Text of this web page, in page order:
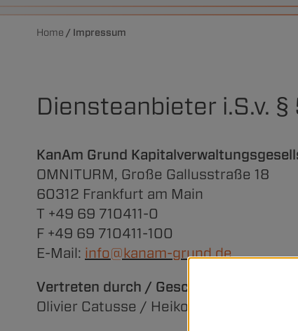
Home / Impressum
Diensteanbieter i.S.v. §
KanAm Grund
OMNITURM, Große Gallusstraße 18
60312 Frankfurt am Main
T +49 69 710411-0
F +49 69 710411-100
E-Mail: info@kanam-grund.de
Vertreten durch / Geschäftsführung
Olivier Catusse / Heiko Hartwig /